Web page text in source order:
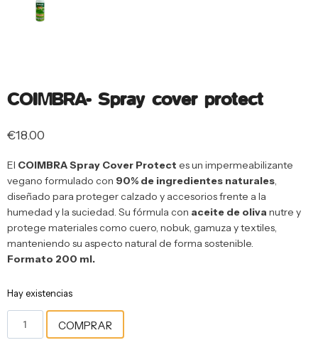
COIMBRA- Spray cover protect
€18.00
El COIMBRA Spray Cover Protect es un impermeabilizante
vegano formulado con 90% de ingredientes naturales,
diseñado para proteger calzado y accesorios frente a la
humedad y la suciedad. Su fórmula con aceite de oliva nutre y
protege materiales como cuero, nobuk, gamuza y textiles,
manteniendo su aspecto natural de forma sostenible.
Formato 200 ml.
Hay existencias
COMPRAR